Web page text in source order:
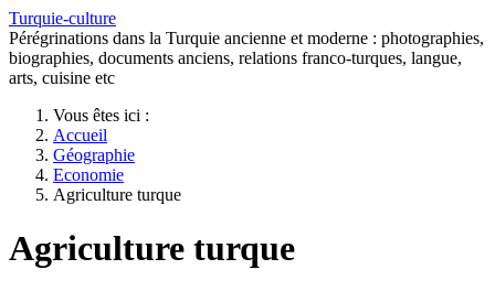
Turquie-culture
Pérégrinations dans la Turquie ancienne et moderne : photographies,
biographies, documents anciens, relations franco-turques, langue,
arts, cuisine etc
Vous êtes ici :
Accueil
Géographie
Economie
Agriculture turque
Agriculture turque